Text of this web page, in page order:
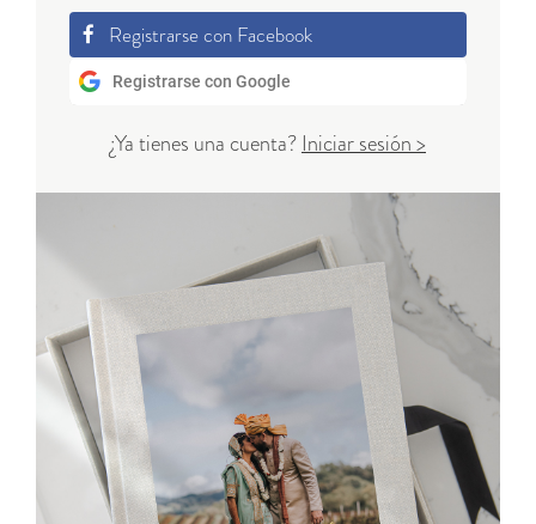
Registrarse con Facebook
Registrarse con Google
¿Ya tienes una cuenta? Iniciar sesión >